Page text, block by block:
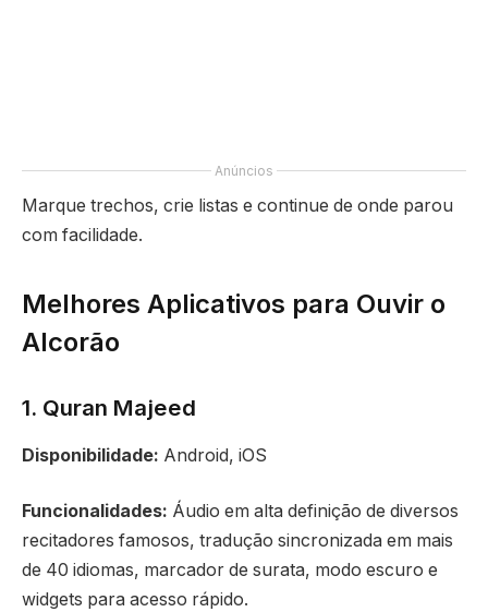
Anúncios
Marque trechos, crie listas e continue de onde parou
com facilidade.
Melhores Aplicativos para Ouvir o
Alcorão
1. Quran Majeed
Disponibilidade: Android, iOS
Funcionalidades: Áudio em alta definição de diversos
recitadores famosos, tradução sincronizada em mais
de 40 idiomas, marcador de surata, modo escuro e
widgets para acesso rápido.